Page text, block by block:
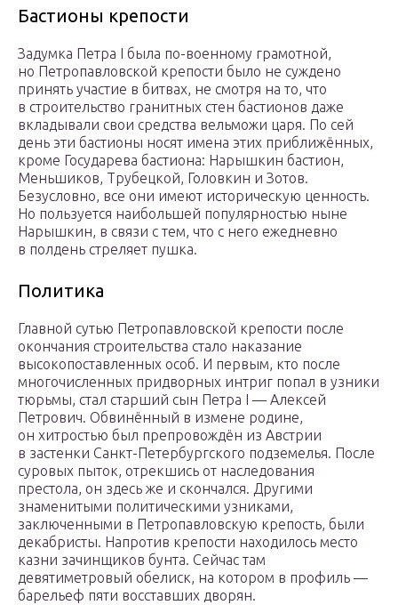
Бастионы крепости
Задумка Петра I была по-военному грамотной,
но Петропавловской крепости было не суждено
принять участие в битвах, не смотря на то, что
в строительство гранитных стен бастионов даже
вкладывали свои средства вельможи царя. По сей
день эти бастионы носят имена этих приближённых,
кроме Государева бастиона: Нарышкин бастион,
Меньшиков, Трубецкой, Головкин и Зотов.
Безусловно, все они имеют историческую ценность.
Но пользуется наибольшей популярностью ныне
Нарышкин, в связи с тем, что с него ежедневно
в полдень стреляет пушка.
Политика
Главной сутью Петропавловской крепости после
окончания строительства стало наказание
высокопоставленных особ. И первым, кто после
многочисленных придворных интриг попал в узники
тюрьмы, стал старший сын Петра I — Алексей
Петрович. Обвинённый в измене родине,
он хитростью был препровождён из Австрии
в застенки Санкт-Петербургского подземелья. После
суровых пыток, отрекшись от наследования
престола, он здесь же и скончался. Другими
знаменитыми политическими узниками,
заключенными в Петропавловскую крепость, были
декабристы. Напротив крепости находилось место
казни зачинщиков бунта. Сейчас там
девятиметровый обелиск, на котором в профиль —
барельеф пяти восставших дворян.